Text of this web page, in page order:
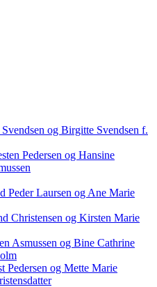
og Birgitte Svendsen f.
Pedersen og Hansine
Peder Laursen og Ane Marie
Christensen og Kirsten Marie
Asmussen og Bine Cathrine
Pedersen og Mette Marie